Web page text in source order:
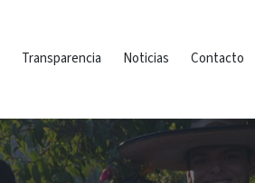
Transparencia Noticias Contacto